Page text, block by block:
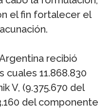
el fin fortalecer el
recibió
cuales 11.868.830
V, (9.375.670 del
del componente